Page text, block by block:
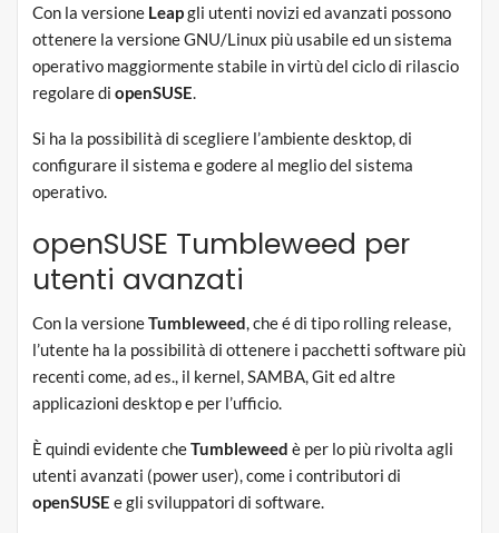
Con la versione Leapgli utenti novizi ed avanzati possono
ottenere la versione GNU/Linux più usabile ed un sistema
operativo maggiormente stabile in virtù del ciclo di rilascio
regolare di openSUSE
Si ha la possibilità di scegliere l’ambiente desktop, di
configurare il sistema e godere al meglio del sistema
operativo.
openSUSE Tumbleweed per
utenti avanzati
Con la versioneTumbleweed , che é di tipo rolling release,
l’utente ha la possibilità di ottenere i pacchetti software più
recenti come, ad es., il kernel, SAMBA, Git ed altre
applicazioni desktop e per l’ufficio.
È quindi evidente cheTumbleweed è per lo più rivolta agli
utenti avanzati (power user), come i contributori di
openSUSE e gli sviluppatori di software.